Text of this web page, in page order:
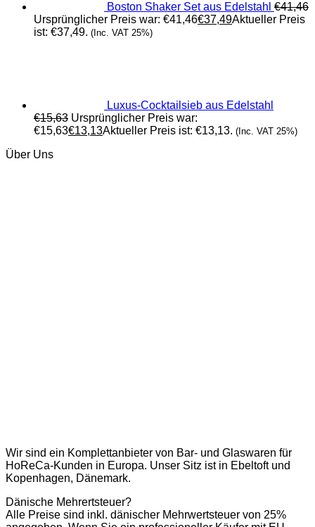
Boston Shaker Set aus Edelstahl €41,46
Ursprünglicher Preis war: €41,46€37,49Aktueller Preis
ist: €37,49. (Inc. VAT 25%)
Luxus-Cocktailsieb aus Edelstahl
€15,63 Ursprünglicher Preis war:
€15,63€13,13Aktueller Preis ist: €13,13. (Inc. VAT 25%)
Über Uns
Wir sind ein Komplettanbieter von Bar- und Glaswaren für
HoReCa-Kunden in Europa. Unser Sitz ist in Ebeltoft und
Kopenhagen, Dänemark.
Dänische Mehrertsteuer?
Alle Preise sind inkl. dänischer Mehrwertsteuer von 25%